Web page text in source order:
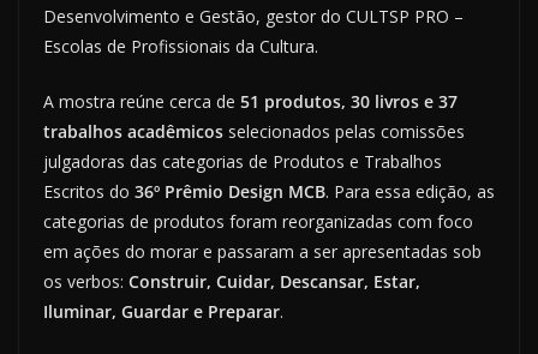
Desenvolvimento e Gestão, gestor do CULTSP PRO –
Escolas de Profissionais da Cultura.
A mostra reúne cerca de 51 produtos, 30 livros e 37
trabalhos acadêmicos selecionados pelas comissões
julgadoras das categorias de Produtos e Trabalhos
Escritos do 36º Prêmio Design MCB. Para essa edição, as
categorias de produtos foram reorganizadas com foco
em ações do morar e passaram a ser apresentadas sob
os verbos: Construir, Cuidar, Descansar, Estar,
Iluminar, Guardar e Preparar.